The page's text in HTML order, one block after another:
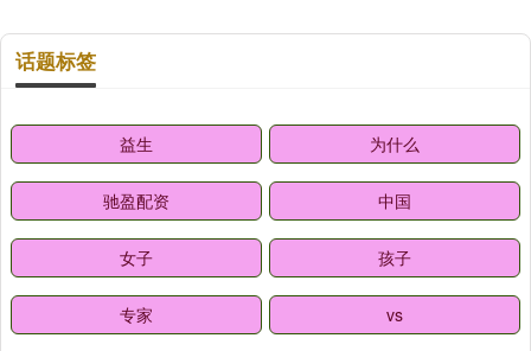
话题标签
益生 为什么
驰盈配资 中国
女子 孩子
专家 vs